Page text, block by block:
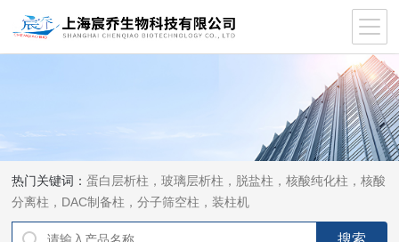
热门关键词：蛋白层析柱，玻璃层析柱，脱盐柱，核酸纯化柱，核酸
分离柱，DAC制备柱，分子筛空柱，装柱机